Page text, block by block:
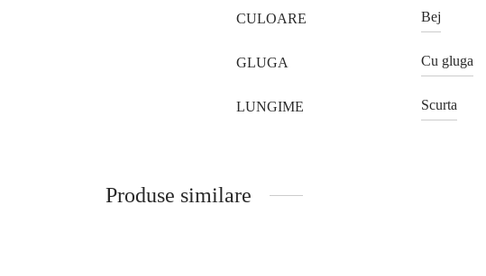
CULOARE Bej
GLUGA Cu gluga
LUNGIME Scurta
Produse similare